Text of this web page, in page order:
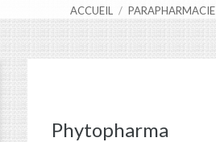
ACCUEIL PARAPHARMACIE
Phytopharma